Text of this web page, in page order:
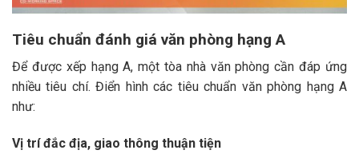
Tiêu chuẩn đánh giá văn phòng hạng A
Để được xếp hạng A, một tòa nhà văn phòng cần đáp ứng
nhiều tiêu chí. Điển hình các tiêu chuẩn văn phòng hạng A
như:
Vị trí đắc địa, giao thông thuận tiện